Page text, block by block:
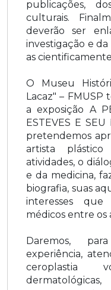
publicações,
culturais.
deverão ser
investigação e
as
O Museu
Lacaz" –
a exposição A
ESTEVES E
pretendemos
artista
atividades, o
e da medicina,
biografia, suas
interesses que
médicos entre os
Daremos,
experiência,
ceroplastia